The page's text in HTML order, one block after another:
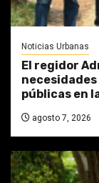
Noticias Urbanas
El regidor
públicas en
agosto 7, 2026